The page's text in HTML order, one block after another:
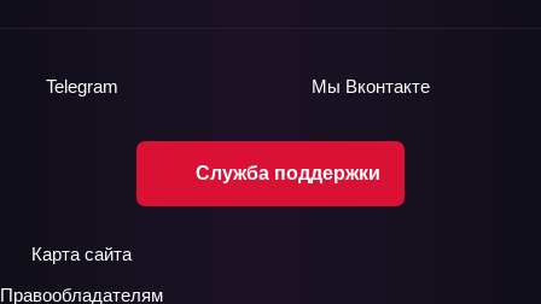
Служба поддержки
Telegram Мы Вконтакте
Карта сайта
Правообладателям